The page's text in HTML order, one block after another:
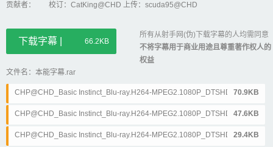
贡献者：
校订：CatKing@CHD 上传：scuda95@CHD
下载字幕 | 66.2KB
所有从射手网(伪)下载字幕的人均需同意
不将字幕用于商业用途且尊重著作权人的
权益
文件名：本能字幕.rar
CHP@CHD_Basic Instinct_Blu-ray.H264-MPEG2.1080P_DTSHD.dual.Au
dio.d01.srt
70.9KB
CHP@CHD_Basic Instinct_Blu-ray.H264-MPEG2.1080P_DTSHD.dual.Au
dio.d02.srt
47.6KB
CHP@CHD_Basic Instinct_Blu-ray.H264-MPEG2.1080P_DTSHD.dual.Au
29.4KB